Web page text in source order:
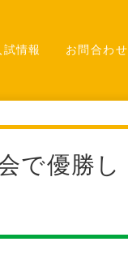
試情報 お問合わせ
で優勝し